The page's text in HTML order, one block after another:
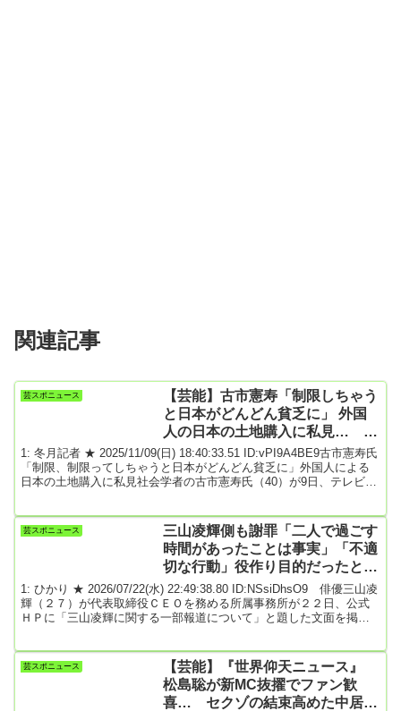
関連記事
芸スポニュース
【芸能】古市憲寿「制限しちゃう
と日本がどんどん貧乏に」 外国
人の日本の土地購入に私見… 中
国人がどんどん買っても「全然い
い」
1: 冬月記者 ★ 2025/11/09(日) 18:40:33.51 ID:vPI9A4BE9古市憲寿氏
「制限、制限ってしちゃうと日本がどんどん貧乏に」外国人による
日本の土地購入に私見社会学者の古市憲寿氏（40）が9日、テレビ朝
隊基地に隣接した土地などが外国人に買い占められてしまう現状に
ついて問題視する意見も出てきて、進行役の阿川佐和子氏が「重要
な土地ならわかるけれども、ご...
芸スポニュース
三山凌輝側も謝罪「二人で過ごす
時間があったことは事実」「不適
切な行動」役作り目的だったと説
明
1: ひかり ★ 2026/07/22(水) 22:49:38.80 ID:NSsiDhsO9 俳優三山凌
輝（２７）が代表取締役ＣＥＯを務める所属事務所が２２日、公式
ＨＰに「三山凌輝に関する一部報道について」と題した文面を掲出
台共演している花乃まりあ（３３）の所属事務所も同日に公式ＨＰ
で「共演者の方と二人で時間を過ごしたことは事実」「舞台の役を
深めることが目的でございましたが、結...
芸スポニュース
【芸能】『世界仰天ニュース』
松島聡が新MC抜擢でファン歓
喜… セクゾの結束高めた中居正